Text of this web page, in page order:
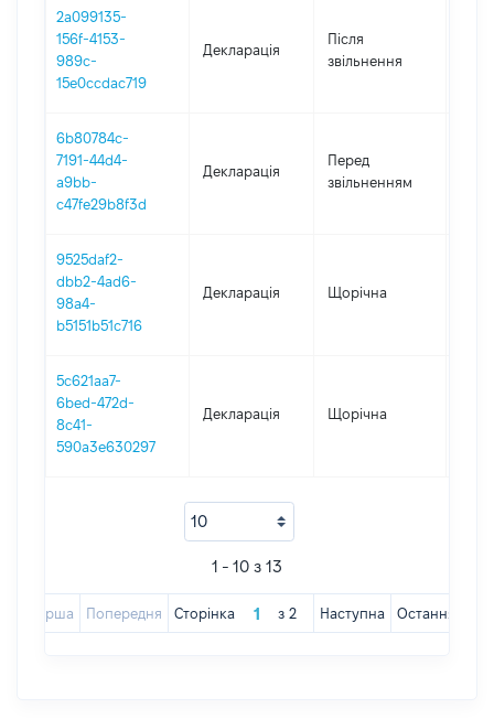
2a099135-
156f-4153-
989c-
15e0ccdac719
Декларація
Після
звільнення
6b80784c-
7191-44d4-
a9bb-
c47fe29b8f3d
Декларація
Перед
звільненням
9525daf2-
dbb2-4ad6-
98a4-
b5151b51c716
Декларація Щорічна
5c621aa7-
6bed-472d-
8c41-
590a3e630297
Декларація Щорічна
1 - 10 з 13
Перша Попередня Сторінка з 2 Наступна Остання